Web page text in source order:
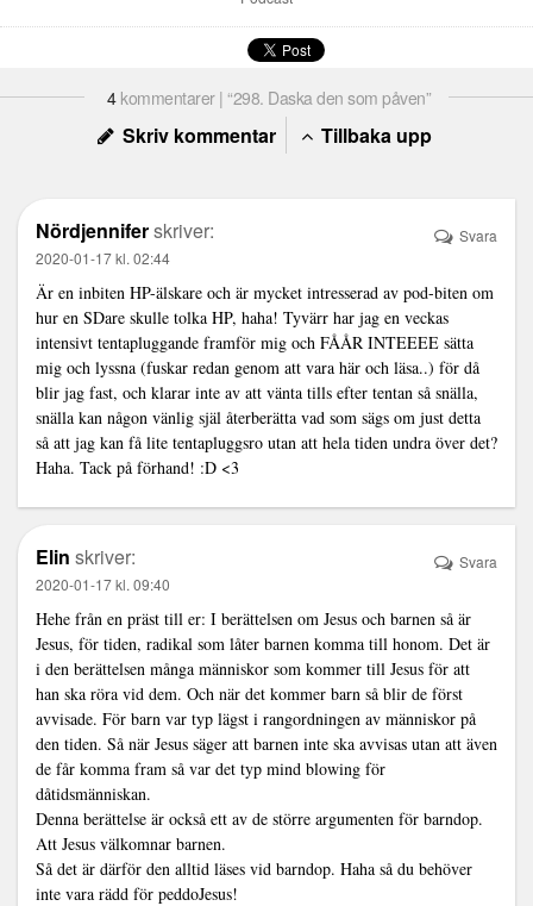
4kommentarer | “298. Daska den som påven”
Skriv kommentar Tillbaka upp
Nördjenniferskriver:
2020-01-17 kl. 02:44
Är en inbiten HP-älskare och är mycket intresserad av pod-biten om
hur en SDare skulle tolka HP, haha! Tyvärr har jag en veckas
intensivt tentapluggande framför mig och FÅÅR INTEEEE sätta
mig och lyssna (fuskar redan genom att vara här och läsa..) för då
blir jag fast, och klarar inte av att vänta tills efter tentan så snälla,
snälla kan någon vänlig själ återberätta vad som sägs om just detta
så att jag kan få lite tentapluggsro utan att hela tiden undra över det?
Haha. Tack på förhand! :D <3
Svara
Elin skriver:
2020-01-17 kl. 09:40
Hehe från en präst till er: I berättelsen om Jesus och barnen så är
Jesus, för tiden, radikal som låter barnen komma till honom. Det är
i den berättelsen många människor som kommer till Jesus för att
han ska röra vid dem. Och när det kommer barn så blir de först
avvisade. För barn var typ lägst i rangordningen av människor på
den tiden. Så när Jesus säger att barnen inte ska avvisas utan att även
de får komma fram så var det typ mind blowing för
dåtidsmänniskan.
Denna berättelse är också ett av de större argumenten för barndop.
Att Jesus välkomnar barnen.
Så det är därför den alltid läses vid barndop. Haha så du behöver
inte vara rädd för peddoJesus!
Svara